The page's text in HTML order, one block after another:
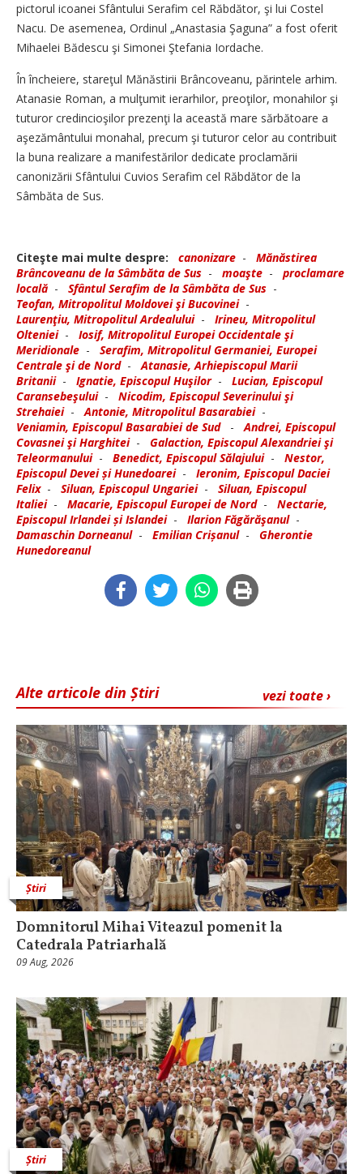
pictorul icoanei Sfântului Serafim cel Răbdător, şi lui Costel
Nacu. De asemenea, Ordinul „Anastasia Şaguna” a fost oferit
Mihaelei Bădescu şi Simonei Ştefania Iordache.
În încheiere, stareţul Mănăstirii Brâncoveanu, părintele arhim.
Atanasie Roman, a mulţumit ierarhilor, preoţilor, monahilor şi
tuturor credincioşilor prezenţi la această mare sărbătoare a
aşezământului monahal, precum şi tuturor celor au contribuit
la buna realizare a manifestărilor dedicate proclamării
canonizării Sfântului Cuvios Serafim cel Răbdător de la
Sâmbăta de Sus.
Citeşte mai multe despre: canonizare - Mănăstirea
Brâncoveanu de la Sâmbăta de Sus - moaşte - proclamare
locală - Sfântul Serafim de la Sâmbăta de Sus -
Teofan, Mitropolitul Moldovei şi Bucovinei-
Laurenţiu, Mitropolitul Ardealului- Irineu, Mitropolitul
Olteniei- Iosif, Mitropolitul Europei Occidentale şi
Meridionale - Serafim, Mitropolitul Germaniei, Europei
Centrale şi de Nord-Atanasie, Arhiepiscopul Marii
Britanii- Ignatie, Episcopul Huşilor- Lucian, Episcopul
Caransebeşului- Nicodim, Episcopul Severinului şi
Strehaiei-Antonie, Mitropolitul Basarabiei-
Veniamin, Episcopul Basarabiei de Sud
-Andrei, Episcopul
Covasnei şi Harghitei- Galaction, Episcopul Alexandriei şi
Teleormanului- Benedict, Episcopul Sălajului- Nestor,
Episcopul Devei și Hunedoarei- Ieronim, Episcopul Daciei
Felix- Siluan, Episcopul Ungariei- Siluan, Episcopul
Italiei- Macarie, Episcopul Europei de Nord- Nectarie,
Episcopul Irlandei și Islandei- Ilarion Făgărăşanul-
Damaschin Dorneanul- Emilian Crișanul- Gherontie
Hunedoreanul
vezi toate ›
Alte articole din Știri
Știri
Domnitorul Mihai Viteazul pomenit la
Catedrala Patriarhală
09 Aug, 2026
Știri